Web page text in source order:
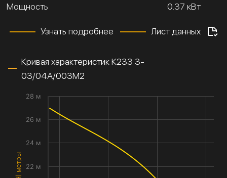
Мощность
0.37 кВт
Узнать подробнее Лист данных
Кривая характеристик К233 3-
03/04А/003М2
22 м
24 м
26 м
28 м